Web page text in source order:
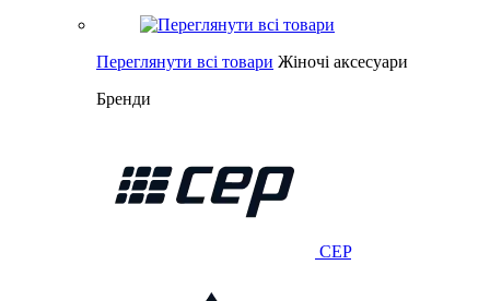
Переглянути всі товари Жіночі аксесуари
Бренди
CEP